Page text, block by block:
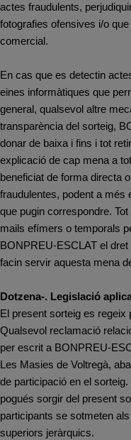
actes fraudulents,
fotografies ofensives i/o
comercial.
En cas que es detectin
eines informàtiques que
general, qualsevol altre
transparència del sorteig,
donar de baixa i fins i tot
explicació de cap mena a
beneficiat de forma directa
fraudulentes, podent a més
que pugin correspondre.
mails efímers o temporals
BONPREU-ESCLAT el
facin servir aquesta mena
Dotzena-. Legislació
El present sorteig es regeix
Qualsevol reclamació
per escrit a BONPREU-
Les Masies de Voltregà,
de participació en el
pogués sorgir del present
participants se sotmeten
superiors jeràrquics.